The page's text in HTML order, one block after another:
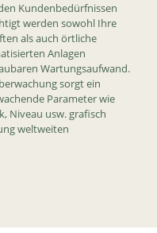
Kundenbedürfnissen
werden sowohl Ihre
als auch örtliche
Anlagen
Wartungsaufwand.
sorgt ein
Parameter wie
Niveau usw. grafisch
weltweiten